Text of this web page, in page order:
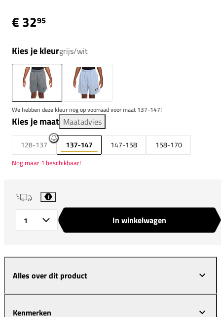
€ 3295
Kies je kleurgrijs/wit
We hebben deze kleur nog op voorraad voor maat 137-147!
Kies je maat Maatadvies
128-137 137-147 147-158 158-170
Nog maar 1 beschikbaar!
i
In winkelwagen
Alles over dit product
Kenmerken